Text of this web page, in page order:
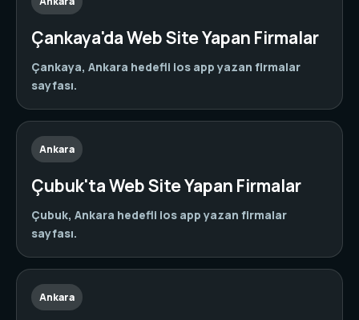
Çankaya'da Web Site Yapan Firmalar
Çankaya, Ankara hedefli ios app yazan firmalar
sayfası.
Ankara
Çubuk'ta Web Site Yapan Firmalar
Çubuk, Ankara hedefli ios app yazan firmalar
sayfası.
Ankara